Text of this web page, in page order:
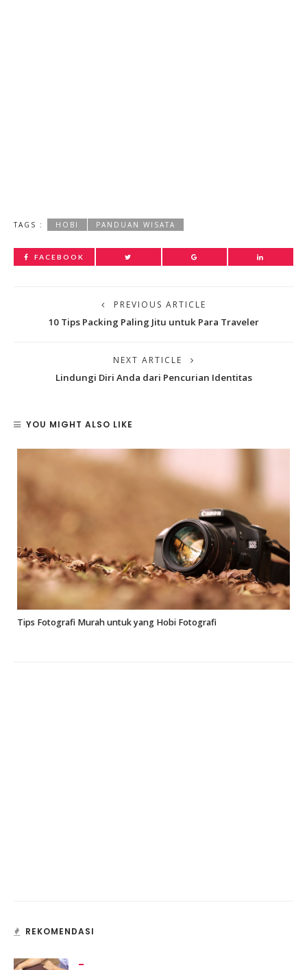
TAGS : HOBI PANDUAN WISATA
FACEBOOK
PREVIOUS ARTICLE
10 Tips Packing Paling Jitu untuk Para Traveler
NEXT ARTICLE
Lindungi Diri Anda dari Pencurian Identitas
YOU MIGHT ALSO LIKE
Tips Fotografi Murah untuk yang Hobi Fotografi
REKOMENDASI